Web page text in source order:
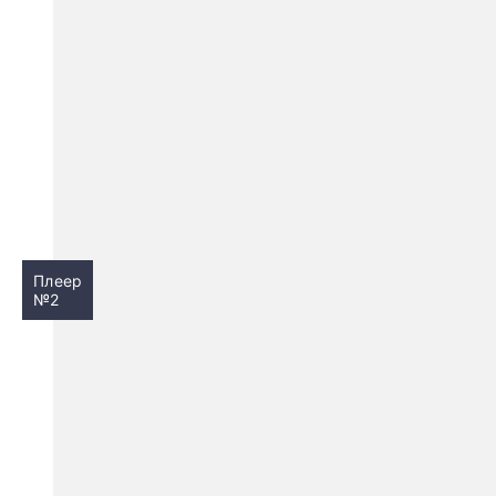
Плеер
№2